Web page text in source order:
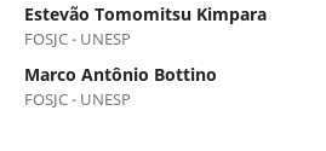
Estevão Tomomitsu Kimpara
FOSJC - UNESP
Marco Antônio Bottino
FOSJC - UNESP